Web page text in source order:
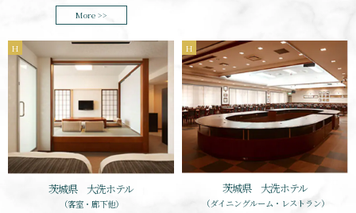
More >>
H
茨城県 大洗ホテル
（客室・廊下他）
H
茨城県 大洗ホテル
（ダイニングルーム・レストラン）